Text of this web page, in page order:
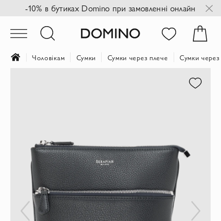
-10% в бутиках Domino при замовленні онлайн
Чоловікам Сумки Сумки через плече Сумки